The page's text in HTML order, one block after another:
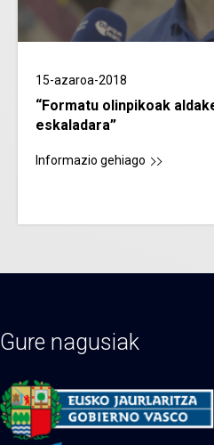
15-azaroa-2018
“Formatu olinpikoak
eskaladara”
Informazio gehiago
Gure nagusiak